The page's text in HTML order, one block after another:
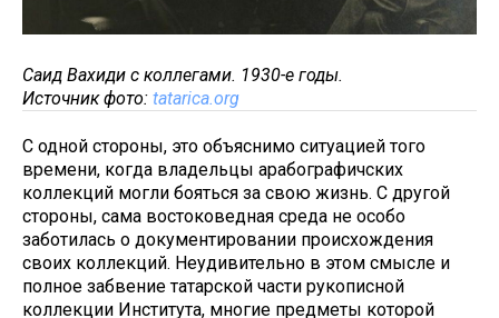
Саид Вахиди с коллегами. 1930-е годы.
Источник фото: tatarica.org
С одной стороны, это объяснимо ситуацией того
времени, когда владельцы арабографичских
коллекций могли бояться за свою жизнь. С другой
стороны, сама востоковедная среда не особо
заботилась о документировании происхождения
своих коллекций. Неудивительно в этом смысле и
полное забвение татарской части рукописной
коллекции Института, многие предметы которой